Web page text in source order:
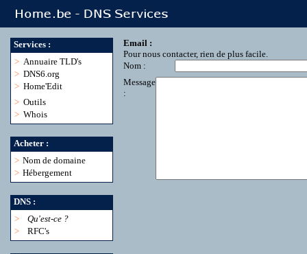
Services :
> Annuaire TLD's
> DNS6.org
> Home'Edit
> Outils
> Whois
Acheter :
> Nom de domaine
> Hébergement
DNS :
>
Qu'est-ce ?
>
RFC's
Email :
Pour nous contacter, rien de plus facile.
Nom :
Message
: